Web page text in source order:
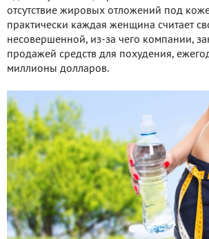
отсутствие жировых отложений под
практически каждая женщина считает
несовершенной, из-за чего компании,
продажей средств для похудения,
миллионы долларов.